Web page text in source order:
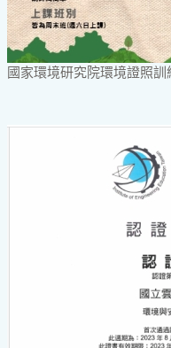
國家環境研究院環境證照